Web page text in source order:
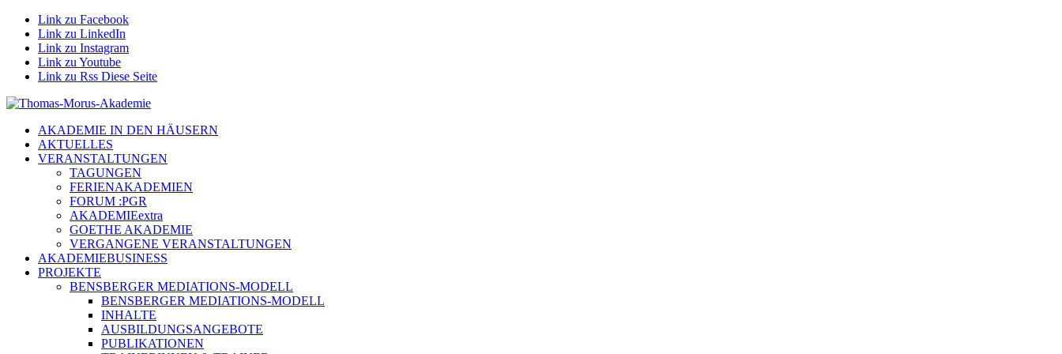
Link zu Facebook
Link zu LinkedIn
Link zu Instagram
Link zu Youtube
Link zu Rss Diese Seite
AKADEMIE IN DEN HÄUSERN
AKTUELLES
VERANSTALTUNGEN
TAGUNGEN
FERIENAKADEMIEN
FORUM :PGR
AKADEMIEextra
GOETHE AKADEMIE
VERGANGENE VERANSTALTUNGEN
AKADEMIEBUSINESS
PROJEKTE
BENSBERGER MEDIATIONS-MODELL
BENSBERGER MEDIATIONS-MODELL
INHALTE
AUSBILDUNGSANGEBOTE
PUBLIKATIONEN